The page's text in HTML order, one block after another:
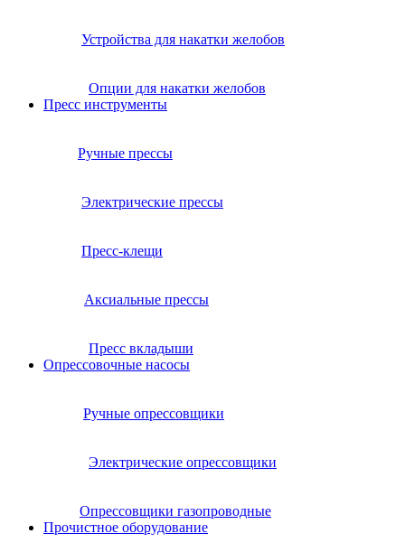
Устройства для накатки желобов
Опции для накатки желобов
Пресс инструменты
Ручные прессы
Электрические прессы
Пресс-клещи
Аксиальные прессы
Пресс вкладыши
Опрессовочные насосы
Ручные опрессовщики
Электрические опрессовщики
Опрессовщики газопроводные
Прочистное оборудование